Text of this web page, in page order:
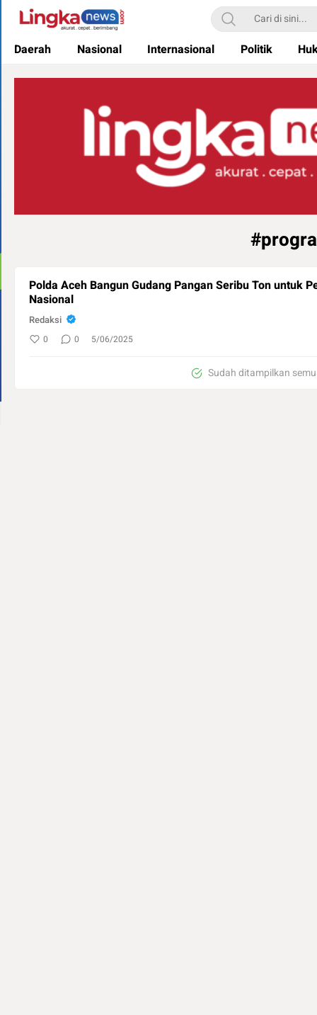
Lingkanews
Akurat. Cepat & Berimbang
Daerah Nasional Internasional Politik
Polda Aceh Bangun Gudang Pangan Seribu Ton untuk
Nasional
Redaksi
0 0 5/06/2025
Sudah ditampilkan